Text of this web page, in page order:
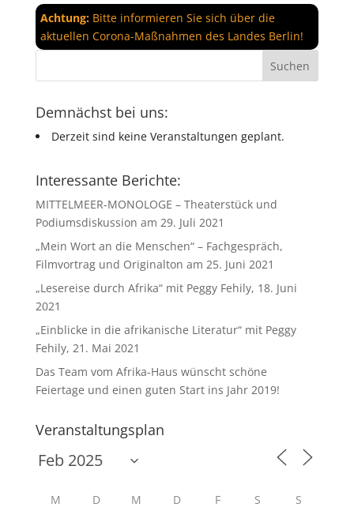
Achtung:Bitte informieren Sie sich über die
aktuellen Corona-Maßnahmen des Landes Berlin!
Demnächst bei uns:
Derzeit sind keine Veranstaltungen geplant.
Interessante Berichte:
MITTELMEER-MONOLOGE – Theaterstück und
Podiumsdiskussion am 29. Juli 2021
„Mein Wort an die Menschen“ – Fachgespräch,
Filmvortrag und Originalton am 25. Juni 2021
„Lesereise durch Afrika“ mit Peggy Fehily, 18. Juni
2021
„Einblicke in die afrikanische Literatur“ mit Peggy
Fehily, 21. Mai 2021
Das Team vom Afrika-Haus wünscht schöne
Feiertage und einen guten Start ins Jahr 2019!
Veranstaltungsplan
M D M D F S S